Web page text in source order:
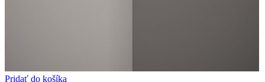
Pridať do košíka